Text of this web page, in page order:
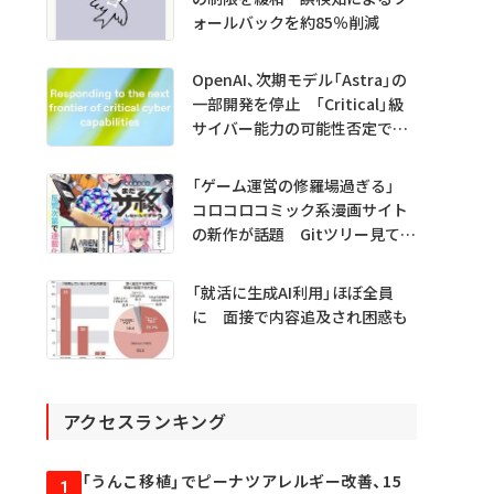
ォールバックを約85％削減
OpenAI、次期モデル「Astra」の
一部開発を停止 「Critical」級
サイバー能力の可能性否定でき
「ゲーム運営の修羅場過ぎる」
コロコロコミック系漫画サイト
の新作が話題 Gitツリー見てガ
「就活に生成AI利用」ほぼ全員
に 面接で内容追及され困惑も
アクセスランキング
1
「うんこ移植」でピーナツアレルギー改善、15